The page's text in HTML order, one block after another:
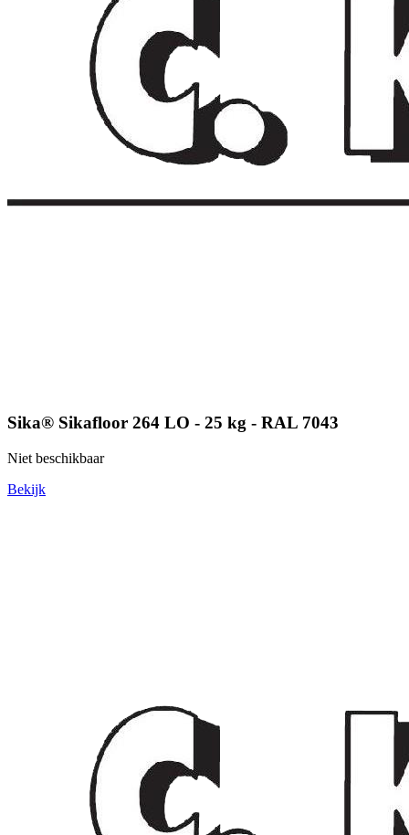
Sika® Sikafloor 264 LO - 25 kg - RAL 7043
Niet beschikbaar
Bekijk